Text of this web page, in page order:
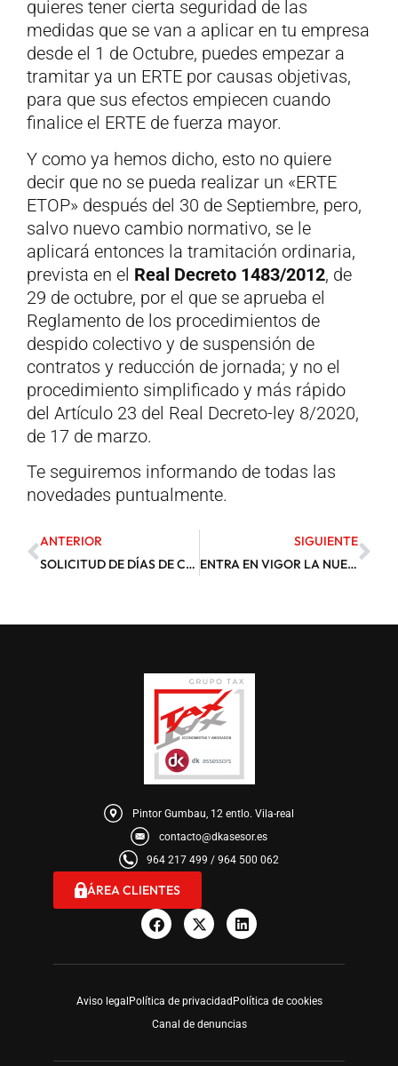
quieres tener cierta seguridad de las
medidas que se van a aplicar en tu empresa
desde el 1 de Octubre, puedes empezar a
tramitar ya un ERTE por causas objetivas,
para que sus efectos empiecen cuando
finalice el ERTE de fuerza mayor.
Y como ya hemos dicho, esto no quiere
decir que no se pueda realizar un «ERTE
ETOP» después del 30 de Septiembre, pero,
salvo nuevo cambio normativo, se le
aplicará entonces la tramitación ordinaria,
prevista en el Real Decreto 1483/2012, de
29 de octubre, por el que se aprueba el
Reglamento de los procedimientos de
despido colectivo y de suspensión de
contratos y reducción de jornada; y no el
procedimiento simplificado y más rápido
del Artículo 23 del Real Decreto-ley 8/2020,
de 17 de marzo.
Te seguiremos informando de todas las
novedades puntualmente.
ANTERIOR
SOLICITUD DE DÍAS DE CORTESÍA PARA EL ENVÍO DE NOTIFICACIONES ELECTRÓNICAS
SIGUIENTE
ENTRA EN VIGOR LA NUEVA DIRECCIÓN ELECTRÓNICA HABILITADA ÚNICA (DEHÚ)
Pintor Gumbau, 12 entlo. Vila-real
contacto@dkasesor.es
964 217 499 / 964 500 062
ÁREA CLIENTES
Aviso legal Política de privacidad Política de cookies
Canal de denuncias